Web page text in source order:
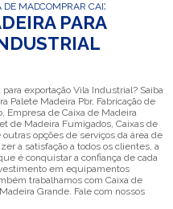
EXPORTACAO
DE MADEIRA PARA A EXPORTACAO
COMPRAR CAIXA MADEIRA
PARA
exportação Vila Industrial? Saiba
Palete Madeira Pbr, Fabricação de
Empresa de Caixa de Madeira
de Madeira Fumigados, Caixas de
opções de serviços da área de
a satisfação a todos os clientes, a
é conquistar a confiança de cada
em equipamentos
trabalhamos com Caixa de
Grande. Fale com nossos